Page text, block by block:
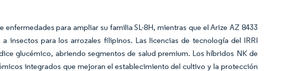
para ampliar su familia SL-8H, mientras que el Arize AZ 8433
insectos para los arrozales filipinos. Las licencias de tecnología del IRRI
glucémico, abriendo segmentos de salud premium. Los híbridos NK de
integrados que mejoran el establecimiento del cultivo y la protección